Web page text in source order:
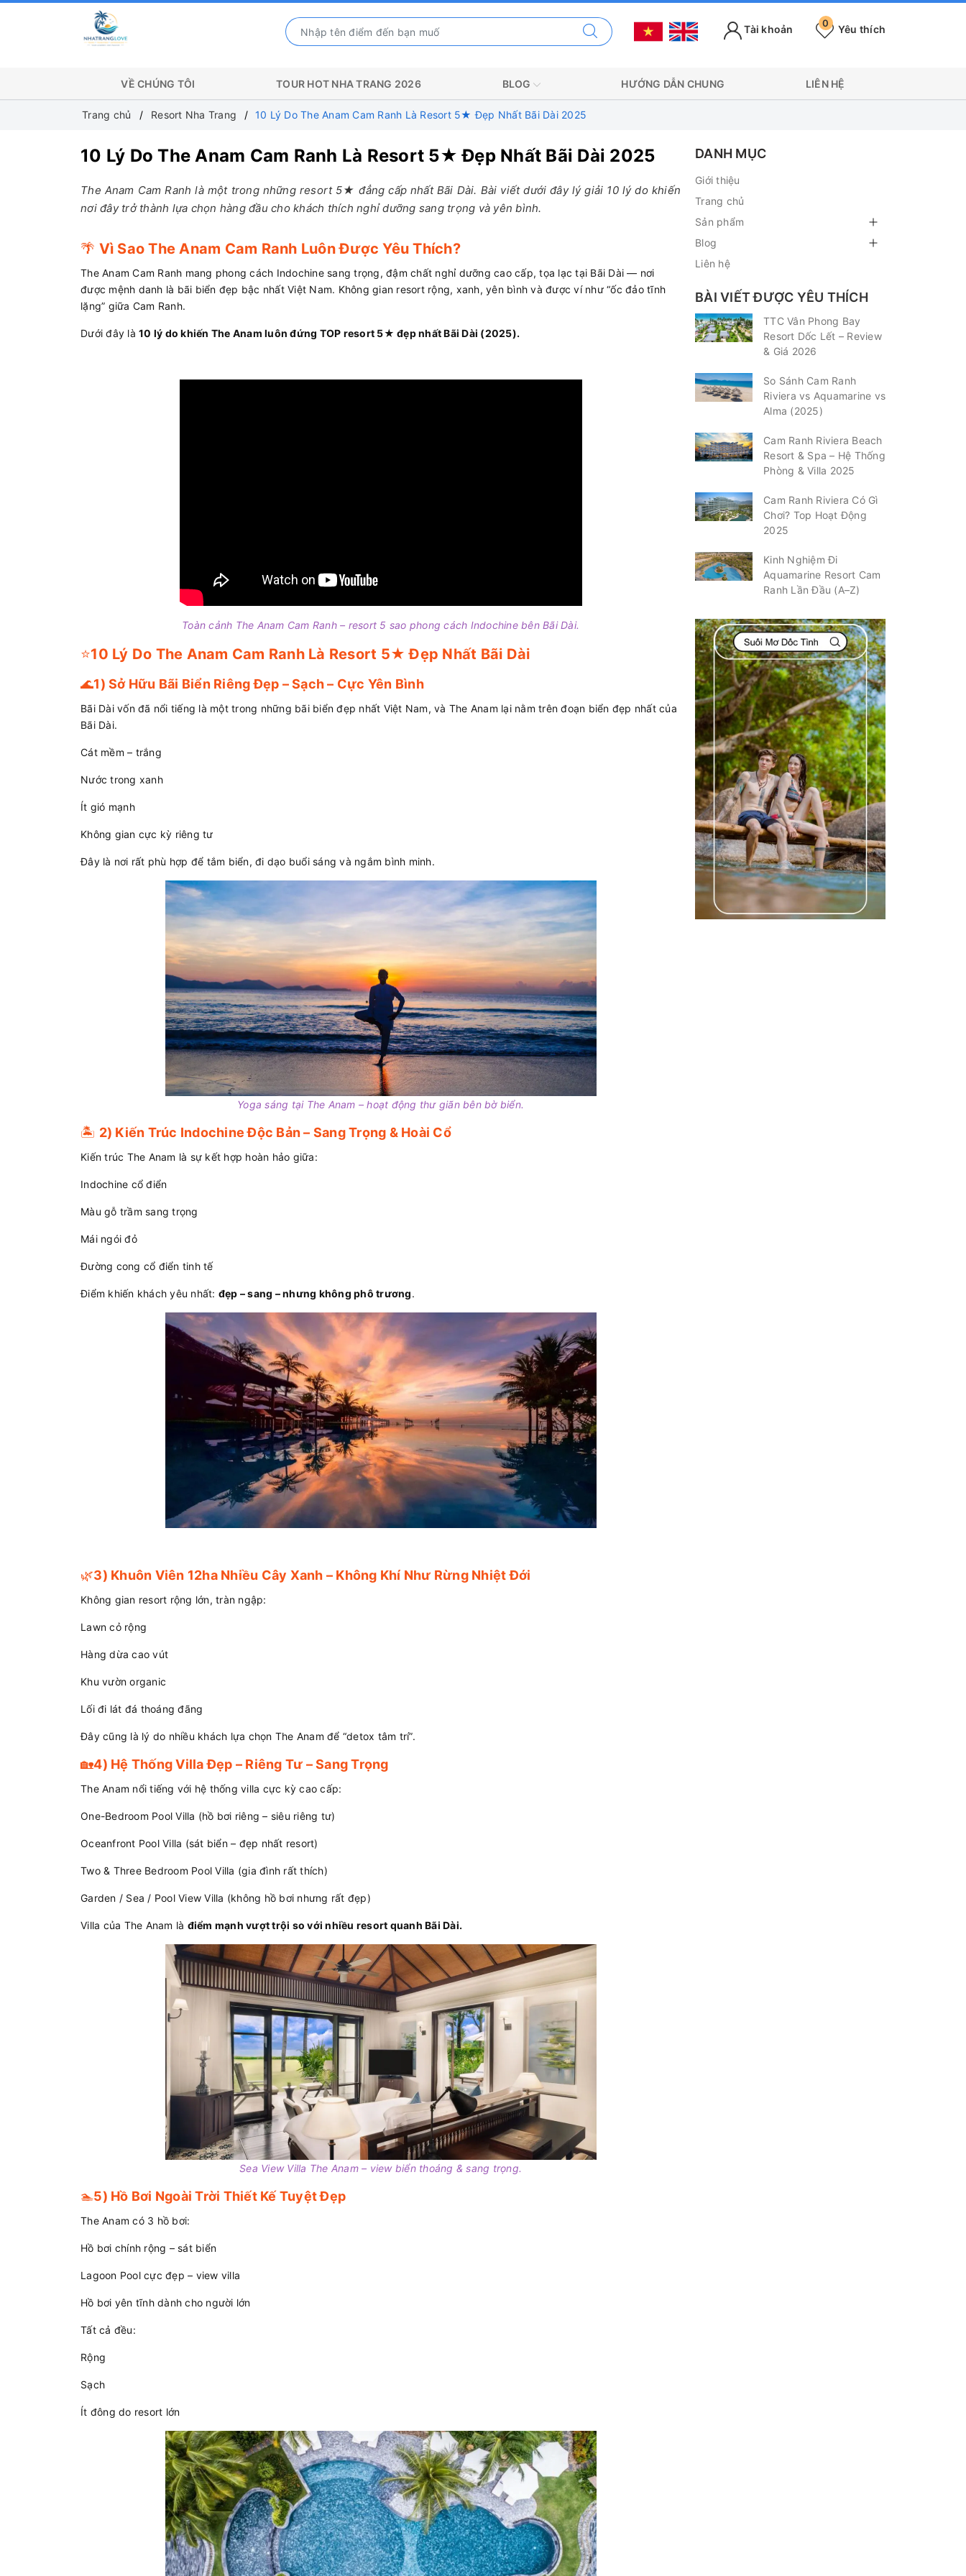
Yêu thích
0
Tài khoản
VỀ CHÚNG TÔI TOUR HOT NHA TRANG 2026 BLOG HƯỚNG DẪN CHUNG LIÊN HỆ
Trang chủ Resort Nha Trang 10 Lý Do The Anam Cam Ranh Là Resort 5★ Đẹp Nhất Bãi Dài 2025
10 Lý Do The Anam Cam Ranh Là Resort 5★ Đẹp Nhất Bãi Dài 2025
The Anam Cam Ranh là một trong những resort 5★ đẳng cấp nhất Bãi Dài. Bài viết dưới đây lý giải 10 lý do khiến
nơi đây trở thành lựa chọn hàng đầu cho khách thích nghỉ dưỡng sang trọng và yên bình.
🌴 Vì Sao The Anam Cam Ranh Luôn Được Yêu Thích?
The Anam Cam Ranh mang phong cách Indochine sang trọng, đậm chất nghỉ dưỡng cao cấp, tọa lạc tại Bãi Dài — nơi
được mệnh danh là bãi biển đẹp bậc nhất Việt Nam. Không gian resort rộng, xanh, yên bình và được ví như “ốc đảo tĩnh
lặng” giữa Cam Ranh.
Dưới đây là 10 lý do khiến The Anam luôn đứng TOP resort 5★ đẹp nhất Bãi Dài (2025).
Toàn cảnh The Anam Cam Ranh – resort 5 sao phong cách Indochine bên Bãi Dài.
⭐10 Lý Do The Anam Cam Ranh Là Resort 5★ Đẹp Nhất Bãi Dài
🌊1) Sở Hữu Bãi Biển Riêng Đẹp – Sạch – Cực Yên Bình
Bãi Dài vốn đã nổi tiếng là một trong những bãi biển đẹp nhất Việt Nam, và The Anam lại nằm trên đoạn biển đẹp nhất của
Bãi Dài.
Cát mềm – trắng
Nước trong xanh
Ít gió mạnh
Không gian cực kỳ riêng tư
Đây là nơi rất phù hợp để tắm biển, đi dạo buổi sáng và ngắm bình minh.
Yoga sáng tại The Anam – hoạt động thư giãn bên bờ biển.
🏝️ 2) Kiến Trúc Indochine Độc Bản – Sang Trọng & Hoài Cổ
Kiến trúc The Anam là sự kết hợp hoàn hảo giữa:
Indochine cổ điển
Màu gỗ trầm sang trọng
Mái ngói đỏ
Đường cong cổ điển tinh tế
Điểm khiến khách yêu nhất: đẹp – sang – nhưng không phô trương.
🌿3) Khuôn Viên 12ha Nhiều Cây Xanh – Không Khí Như Rừng Nhiệt Đới
Không gian resort rộng lớn, tràn ngập:
Lawn cỏ rộng
Hàng dừa cao vút
Khu vườn organic
Lối đi lát đá thoáng đãng
Đây cũng là lý do nhiều khách lựa chọn The Anam để “detox tâm trí”.
🏡4) Hệ Thống Villa Đẹp – Riêng Tư – Sang Trọng
The Anam nổi tiếng với hệ thống villa cực kỳ cao cấp:
One-Bedroom Pool Villa (hồ bơi riêng – siêu riêng tư)
Oceanfront Pool Villa (sát biển – đẹp nhất resort)
Two & Three Bedroom Pool Villa (gia đình rất thích)
Garden / Sea / Pool View Villa (không hồ bơi nhưng rất đẹp)
Villa của The Anam là điểm mạnh vượt trội so với nhiều resort quanh Bãi Dài.
Sea View Villa The Anam – view biển thoáng & sang trọng.
🏊5) Hồ Bơi Ngoài Trời Thiết Kế Tuyệt Đẹp
The Anam có 3 hồ bơi:
Hồ bơi chính rộng – sát biển
Lagoon Pool cực đẹp – view villa
Hồ bơi yên tĩnh dành cho người lớn
Tất cả đều:
Rộng
Sạch
Ít đông do resort lớn
DANH MỤC
Giới thiệu
Trang chủ
Sản phẩm
Blog
Liên hệ
BÀI VIẾT ĐƯỢC YÊU THÍCH
TTC Vân Phong Bay
Resort Dốc Lết – Review
& Giá 2026
So Sánh Cam Ranh
Riviera vs Aquamarine vs
Alma (2025)
Cam Ranh Riviera Beach
Resort & Spa – Hệ Thống
Phòng & Villa 2025
Cam Ranh Riviera Có Gì
Chơi? Top Hoạt Động
2025
Kinh Nghiệm Đi
Aquamarine Resort Cam
Ranh Lần Đầu (A–Z)